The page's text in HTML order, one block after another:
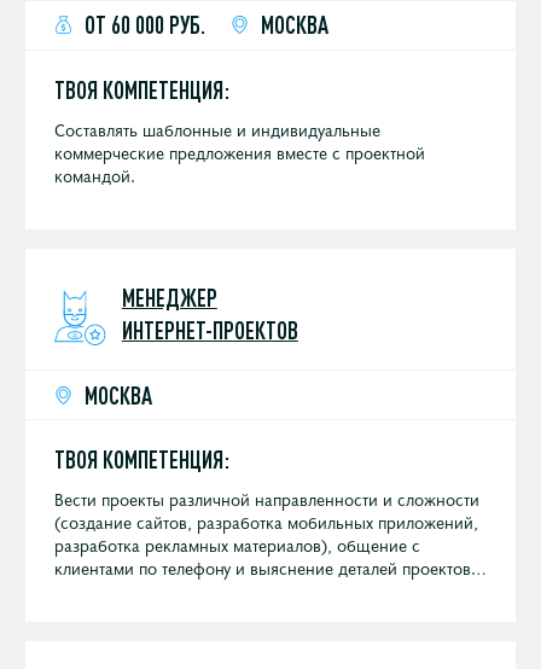
ОТ 60 000 РУБ. МОСКВА
ТВОЯ КОМПЕТЕНЦИЯ:
Составлять шаблонные и индивидуальные
коммерческие предложения вместе с проектной
командой.
МЕНЕДЖЕР
ИНТЕРНЕТ-ПРОЕКТОВ
МОСКВА
ТВОЯ КОМПЕТЕНЦИЯ:
Вести проекты различной направленности и сложности
(создание сайтов, разработка мобильных приложений,
разработка рекламных материалов), общение с
клиентами по телефону и выяснение деталей проектов;